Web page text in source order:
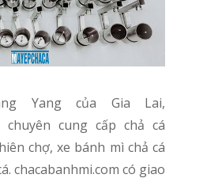
chuyên cung cấp chả cá
chợ, xe bánh mì chả cá
chacabanhmi.com có giao